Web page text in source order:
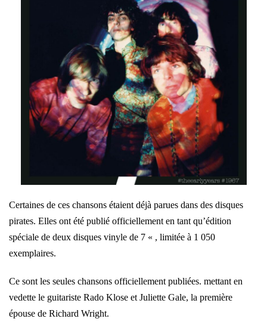
Certaines de ces chansons étaient déjà parues dans des disques
pirates. Elles ont été publié officiellement en tant qu’édition
spéciale de deux disques vinyle de 7 « , limitée à 1 050
exemplaires.
Ce sont les seules chansons officiellement publiées. mettant en
vedette le guitariste Rado Klose et Juliette Gale, la première
épouse de Richard Wright.